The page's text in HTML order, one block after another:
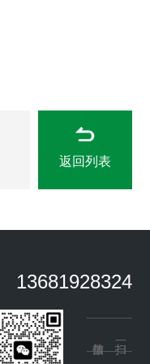
返回列表
13681928324